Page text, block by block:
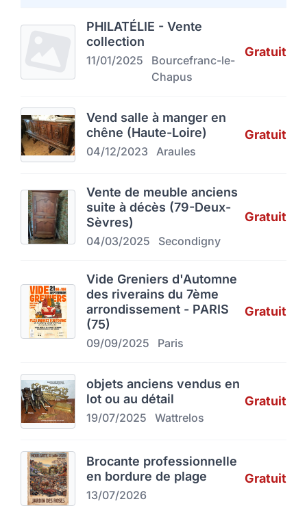
PHILATÉLIE - Vente
collection
11/01/2025
Bourcefranc-le-
Chapus
Gratuit
Vend salle à manger en
chêne (Haute-Loire)
04/12/2023 Araules
Gratuit
Vente de meuble anciens
suite à décès (79-Deux-
Sèvres)
04/03/2025 Secondigny
Gratuit
Vide Greniers d'Automne
des riverains du 7ème
arrondissement - PARIS
(75)
09/09/2025 Paris
Gratuit
objets anciens vendus en
lot ou au détail
19/07/2025 Wattrelos
Gratuit
Brocante professionnelle
en bordure de plage
13/07/2026
Gratuit